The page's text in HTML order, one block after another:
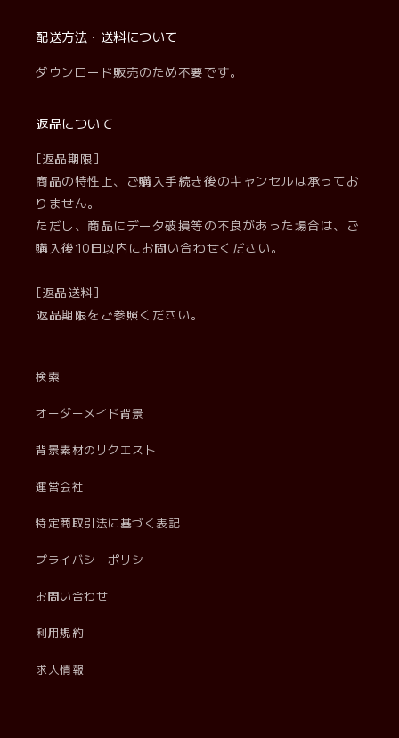
配送方法・送料について
ダウンロード販売のため不要です。
返品について
[返品期限]
商品の特性上、ご購入手続き後のキャンセルは承ってお
りません。
ただし、商品にデータ破損等の不良があった場合は、ご
購入後10日以内にお問い合わせください。
[返品送料]
返品期限をご参照ください。
検索
オーダーメイド背景
背景素材のリクエスト
運営会社
特定商取引法に基づく表記
プライバシーポリシー
お問い合わせ
利用規約
求人情報